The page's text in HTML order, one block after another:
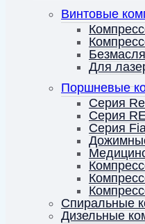
Винтовые
Для
Поршневые
Серия
Серия
Серия
Спиральные
Дизельные